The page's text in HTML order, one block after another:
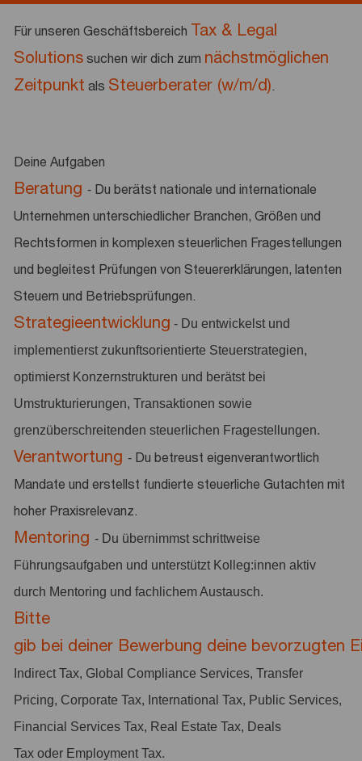
Für unseren Geschäftsbereich Tax & Legal
Solutionssuchen wir dich zum nächstmöglichen
Zeitpunkt als Steuerberater (w/m/d).
Deine Aufgaben
Beratung - Du berätst nationale und internationale
Unternehmen unterschiedlicher Branchen, Größen und
Rechtsformen in komplexen steuerlichen Fragestellungen
und begleitest Prüfungen von Steuererklärungen, latenten
Steuern und Betriebsprüfungen.
Strategieentwicklung - Du entwickelst und
implementierst zukunftsorientierte Steuerstrategien,
optimierst Konzernstrukturen und berätst bei
Umstrukturierungen, Transaktionen sowie
grenzüberschreitenden steuerlichen Fragestellungen.
Verantwortung - Du betreust eigenverantwortlich
Mandate und erstellst fundierte steuerliche Gutachten mit
hoher Praxisrelevanz.
Mentoring - Du übernimmst schrittweise
Führungsaufgaben und unterstützt Kolleg:innen aktiv
durch Mentoring und fachlichem Austausch.
Bitte
gib bei deiner Bewerbung deine bevorzugten
Indirect Tax, Global Compliance Services, Transfer
Pricing, Corporate Tax, International Tax, Public Services,
Financial Services Tax, Real Estate Tax, Deals
Tax oder Employment Tax.